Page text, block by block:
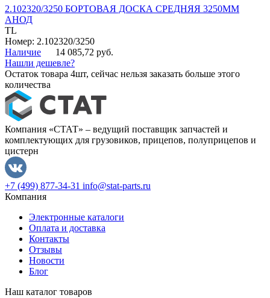
2.102320/3250 БОРТОВАЯ ДОСКА СРЕДНЯЯ 3250ММ
АНОД
TL
Номер: 2.102320/3250
Наличие
14 085,72 руб.
Нашли дешевле?
Остаток товара 4шт, сейчас нельзя заказать больше этого
количества
Компания «СТАТ» – ведущий поставщик запчастей и
комплектующих для грузовиков, прицепов, полуприцепов и
цистерн
+7 (499) 877-34-31 info@stat-parts.ru
Компания
Электронные каталоги
Оплата и доставка
Контакты
Отзывы
Новости
Блог
Наш каталог товаров